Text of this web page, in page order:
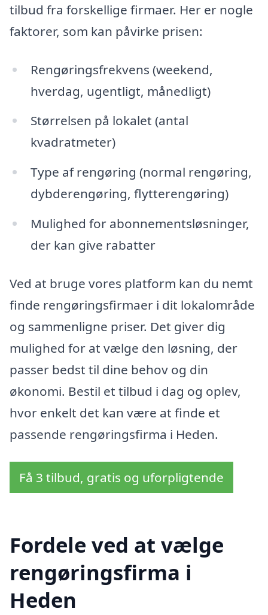
tilbud fra forskellige firmaer. Her er nogle
faktorer, som kan påvirke prisen:
Rengøringsfrekvens (weekend,
hverdag, ugentligt, månedligt)
Størrelsen på lokalet (antal
kvadratmeter)
Type af rengøring (normal rengøring,
dybderengøring, flytterengøring)
Mulighed for abonnementsløsninger,
der kan give rabatter
Ved at bruge vores platform kan du nemt
finde rengøringsfirmaer i dit lokalområde
og sammenligne priser. Det giver dig
mulighed for at vælge den løsning, der
passer bedst til dine behov og din
økonomi. Bestil et tilbud i dag og oplev,
hvor enkelt det kan være at finde et
passende rengøringsfirma i Heden.
Få 3 tilbud, gratis og uforpligtende
Fordele ved at vælge
rengøringsfirma i
Heden